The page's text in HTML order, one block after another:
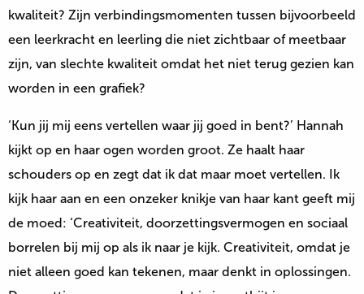
kwaliteit? Zijn verbindingsmomenten tussen bijvoorbeeld
een leerkracht en leerling die niet zichtbaar of meetbaar
zijn, van slechte kwaliteit omdat het niet terug gezien kan
worden in een grafiek?
‘Kun jij mij eens vertellen waar jij goed in bent?’ Hannah
kijkt op en haar ogen worden groot. Ze haalt haar
schouders op en zegt dat ik dat maar moet vertellen. Ik
kijk haar aan en een onzeker knikje van haar kant geeft mij
de moed: ‘Creativiteit, doorzettingsvermogen en sociaal
borrelen bij mij op als ik naar je kijk. Creativiteit, omdat je
niet alleen goed kan tekenen, maar denkt in oplossingen.